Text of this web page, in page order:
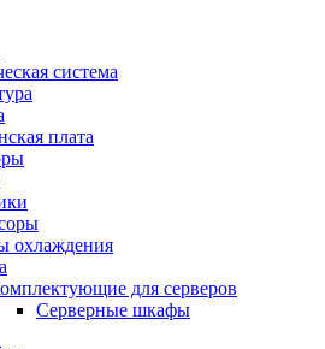
система
плата
охлаждения
для серверов
Серверные шкафы